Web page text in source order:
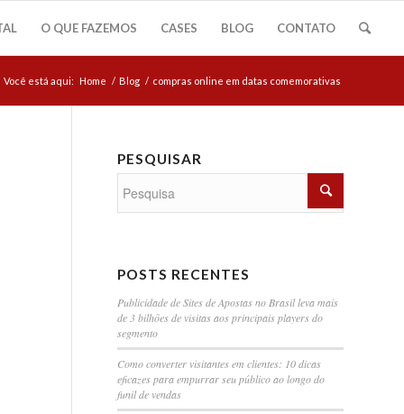
O QUE FAZEMOS CASES BLOG CONTATO
Você está aqui: Home / Blog / compras online em datas comemorativas
PESQUISAR
POSTS RECENTES
Publicidade de Sites de Apostas no Brasil leva mais
de 3 bilhões de visitas aos principais players do
segmento
Como converter visitantes em clientes: 10 dicas
eficazes para empurrar seu público ao longo do
funil de vendas